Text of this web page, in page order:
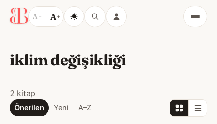
A − A+
Menü
iklim değişikliği
2 kitap
Önerilen Yeni A–Z